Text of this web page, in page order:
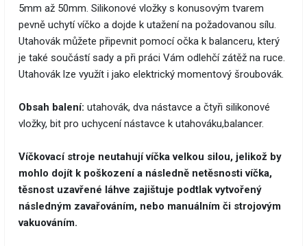
5mm až 50mm. Silikonové vložky s konusovým tvarem
pevně uchytí víčko a dojde k utažení na požadovanou sílu.
Utahovák můžete připevnit pomocí očka k balanceru, který
je také součástí sady a při práci Vám odlehčí zátěž na ruce.
Utahovák lze využít i jako elektrický momentový šroubovák.
Obsah balení: utahovák, dva nástavce a čtyři silikonové
vložky, bit pro uchycení nástavce k utahováku,balancer.
Víčkovací stroje neutahují víčka velkou silou, jelikož by
mohlo dojít k poškození a následně netěsnosti víčka,
těsnost uzavřené láhve zajištuje podtlak vytvořený
následným zavařováním, nebo manuálním či strojovým
vakuováním.